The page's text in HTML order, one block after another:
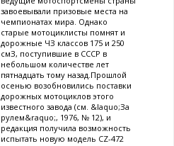
завоевывали призовые места на
чемпионатах мира. Однако
старые мотоциклисты помнят и
дорожные ЧЗ классов 175 и 250
смЗ, поступившие в СССР в
небольшом количестве лет
пятнадцать тому назад.Прошлой
осенью возобновились поставки
дорожных мотоциклов этого
известного завода (см. &laquo;За
рулем&raquo;, 1976, № 12), и
редакция получила возможность
испытать новую модель CZ-472